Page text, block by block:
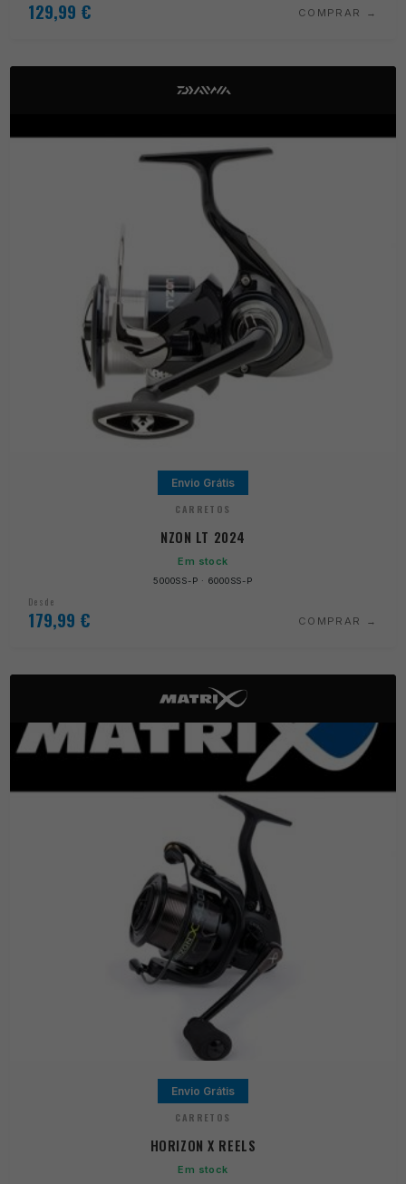
129,99 € COMPRAR
Envio Grátis
CARRETOS
NZON LT 2024
Em stock
5000SS-P · 6000SS-P
Desde
179,99 € COMPRAR
Envio Grátis
CARRETOS
HORIZON X REELS
Em stock